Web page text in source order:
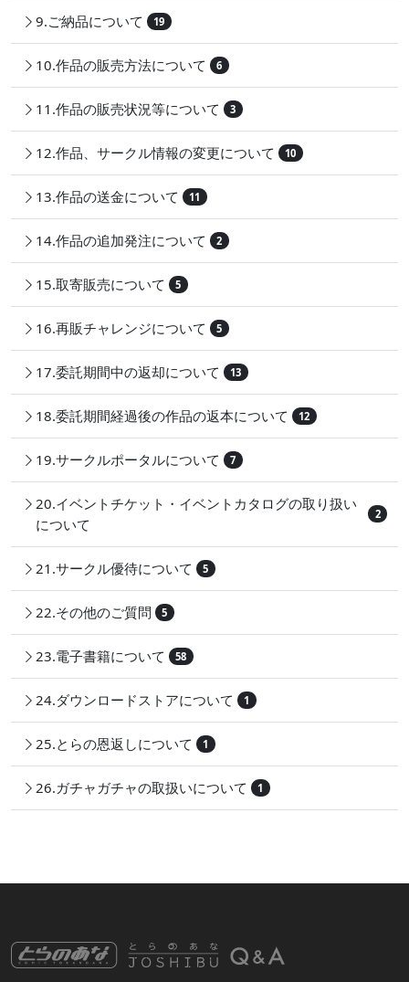
9.ご納品について 19
10.作品の販売方法について 6
11.作品の販売状況等について 3
12.作品、サークル情報の変更について 10
13.作品の送金について 11
14.作品の追加発注について 2
15.取寄販売について 5
16.再販チャレンジについて 5
17.委託期間中の返却について 13
18.委託期間経過後の作品の返本について 12
19.サークルポータルについて 7
20.イベントチケット・イベントカタログの取り扱い
について
2
21.サークル優待について 5
22.その他のご質問 5
23.電子書籍について 58
24.ダウンロードストアについて 1
25.とらの恩返しについて 1
26.ガチャガチャの取扱いについて 1